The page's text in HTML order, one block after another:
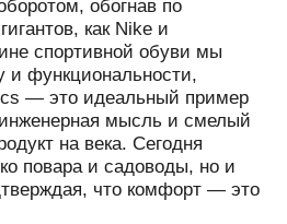
обогнав по
как Nike и
спортивной обуви мы
и функциональности,
— это идеальный пример
инженерная мысль и смелый
на века. Сегодня
повара и садоводы, но и
что комфорт — это